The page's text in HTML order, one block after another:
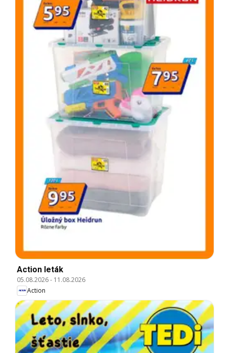
Action leták
05.08.2026- 11.08.2026
Action